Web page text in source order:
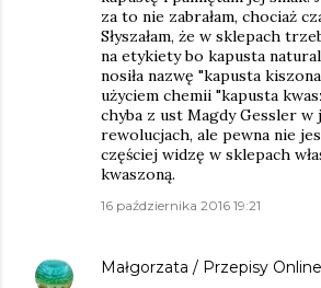
za to nie zabrałam, chociaż
Słyszałam, że w sklepach
na etykiety bo kapusta
nosiła nazwę "kapusta
użyciem chemii "kapusta
chyba z ust Magdy Gessler w
rewolucjach, ale pewna nie
częściej widzę w sklepach
kwaszoną.
16 października 2016 19:21
Małgorzata / Przepisy Online